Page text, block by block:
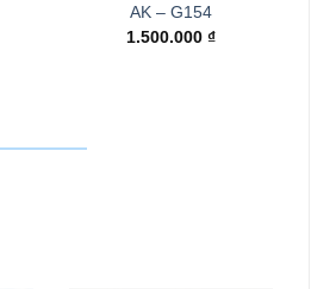
AK – G154
1.500.000 ₫